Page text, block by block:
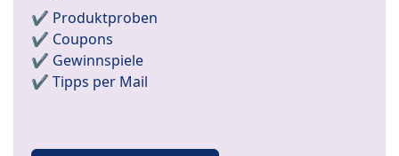
✔️ Produktproben
✔️ Coupons
✔️ Gewinnspiele
✔️ Tipps per Mail